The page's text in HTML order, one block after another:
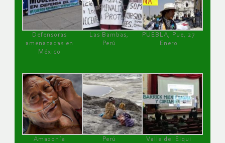
Defensoras
amenazadas en
México
Las Bambas,
Perú
PUEBLA, Pue, 27
Enero
Amazonía
Perú
Valle del Elqui